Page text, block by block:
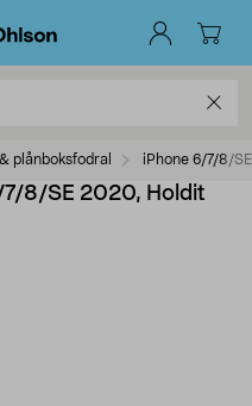
plånboksfodral iPhone 6/7/8/
8/SE 2020, Holdit